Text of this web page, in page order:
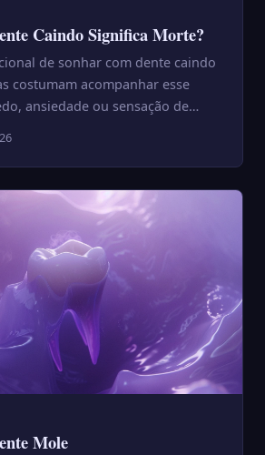
Caindo Significa Morte?
de sonhar com dente caindo
costumam acompanhar esse
ansiedade ou sensação de
Mole